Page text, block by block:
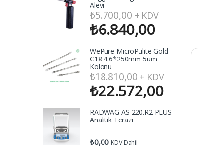
Alevi
₺5.700,00 + KDV
₺6.840,00
WePure MicroPulite Gold
C18 4.6*250mm 5um
Kolonu
₺18.810,00 + KDV
₺22.572,00
RADWAG AS 220.R2 PLUS
Analitik Terazi
₺0,00 KDV Dahil